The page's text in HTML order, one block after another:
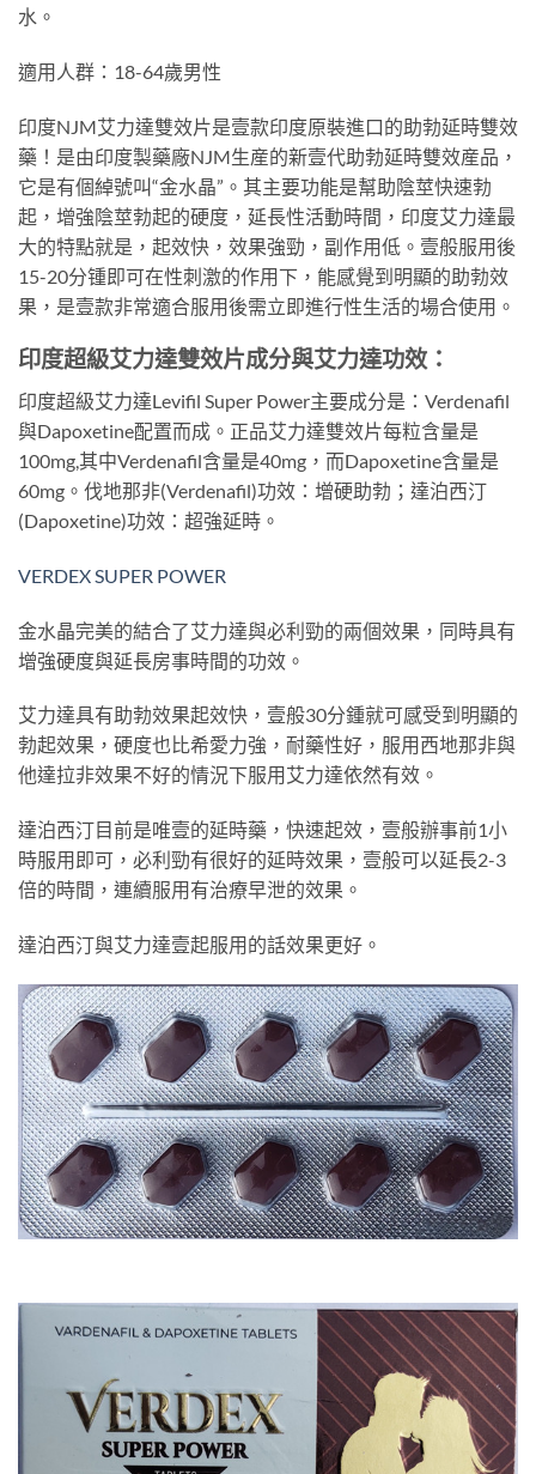
水。
適用人群：18-64歲男性
印度NJM艾力達雙效片是壹款印度原裝進口的助勃延時雙效
藥！是由印度製藥廠NJM生産的新壹代助勃延時雙效産品，
它是有個綽號叫“金水晶”。其主要功能是幫助陰莖快速勃
起，增強陰莖勃起的硬度，延長性活動時間，印度艾力達最
大的特點就是，起效快，效果強勁，副作用低。壹般服用後
15-20分锺即可在性刺激的作用下，能感覺到明顯的助勃效
果，是壹款非常適合服用後需立即進行性生活的場合使用。
印度超級艾力達雙效片成分與艾力達功效：
印度超級艾力達Levifil Super Power主要成分是：Verdenafil
與Dapoxetine配置而成。正品艾力達雙效片每粒含量是
100mg,其中Verdenafil含量是40mg，而Dapoxetine含量是
60mg。伐地那非(Verdenafil)功效：增硬助勃；達泊西汀
(Dapoxetine)功效：超強延時。
VERDEX SUPER POWER
金水晶完美的結合了艾力達與必利勁的兩個效果，同時具有
增強硬度與延長房事時間的功效。
艾力達具有助勃效果起效快，壹般30分鍾就可感受到明顯的
勃起效果，硬度也比希愛力強，耐藥性好，服用西地那非與
他達拉非效果不好的情況下服用艾力達依然有效。
達泊西汀目前是唯壹的延時藥，快速起效，壹般辦事前1小
時服用即可，必利勁有很好的延時效果，壹般可以延長2-3
倍的時間，連續服用有治療早泄的效果。
達泊西汀與艾力達壹起服用的話效果更好。